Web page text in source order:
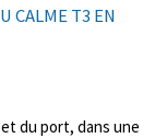
CALME T3 EN
du port, dans une